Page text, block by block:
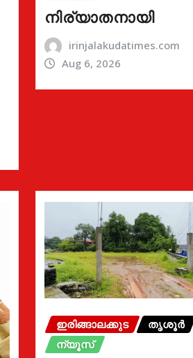
നിര്യാതനായി
irinjalakudatimes.com
Aug 6, 2026
ഇരിങ്ങാലക്കുട
തൃശൂർ
ന്യൂസ്